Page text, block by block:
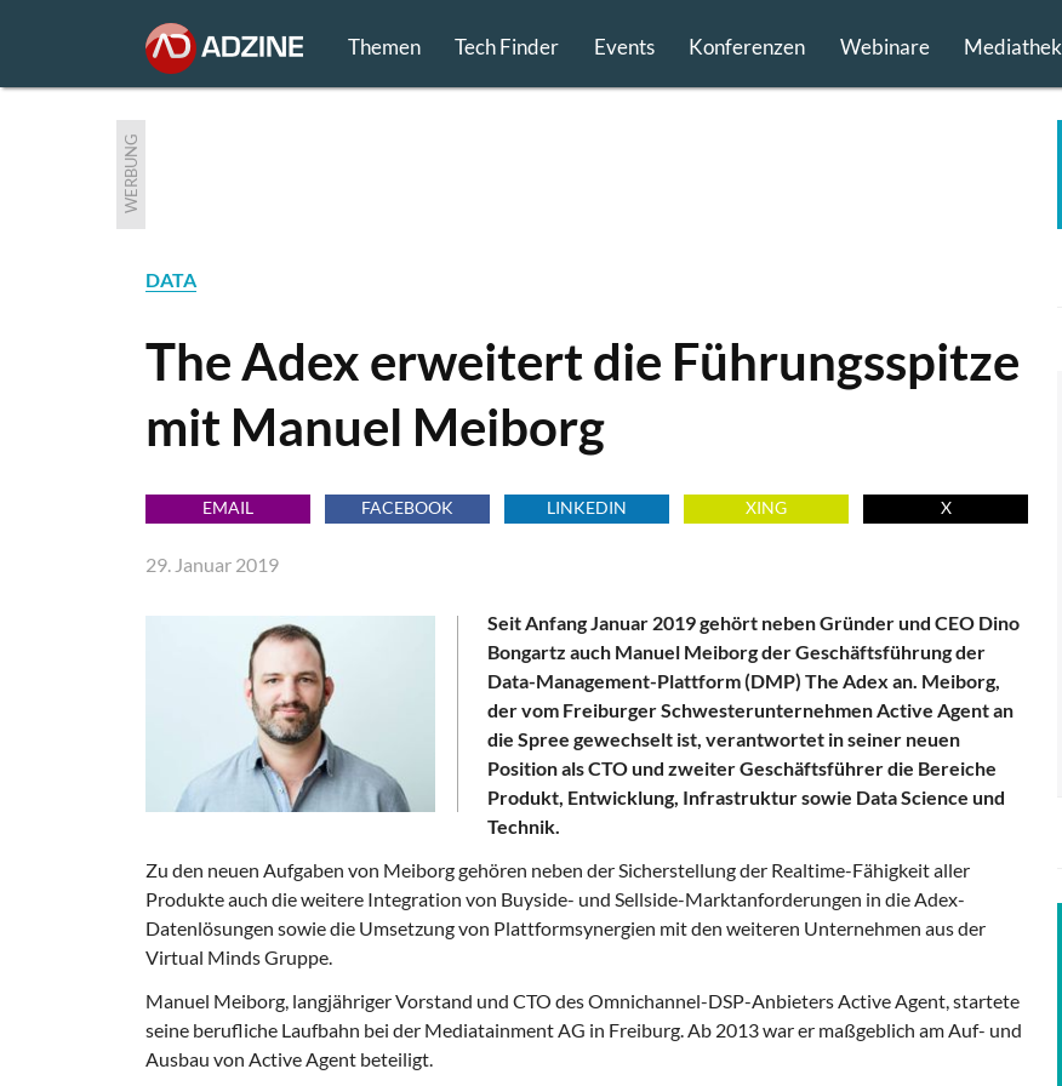
Themen Tech Finder Events Konferenzen Webinare Mediathek
WERBUNG
DATA
The Adex erweitert die Führungsspitze
mit Manuel Meiborg
EMAIL FACEBOOK LINKEDIN XING X
29. Januar 2019
Seit Anfang Januar 2019 gehört neben Gründer und CEO Dino
Bongartz auch Manuel Meiborg der Geschäftsführung der
Data-Management-Plattform (DMP) The Adex an. Meiborg,
der vom Freiburger Schwesterunternehmen Active Agent an
die Spree gewechselt ist, verantwortet in seiner neuen
Position als CTO und zweiter Geschäftsführer die Bereiche
Produkt, Entwicklung, Infrastruktur sowie Data Science und
Technik.
Zu den neuen Aufgaben von Meiborg gehören neben der Sicherstellung der Realtime-Fähigkeit aller
Produkte auch die weitere Integration von Buyside- und Sellside-Marktanforderungen in die Adex-
Datenlösungen sowie die Umsetzung von Plattformsynergien mit den weiteren Unternehmen aus der
Virtual Minds Gruppe.
Manuel Meiborg, langjähriger Vorstand und CTO des Omnichannel-DSP-Anbieters Active Agent, startete
seine berufliche Laufbahn bei der Mediatainment AG in Freiburg. Ab 2013 war er maßgeblich am Auf- und
Ausbau von Active Agent beteiligt.